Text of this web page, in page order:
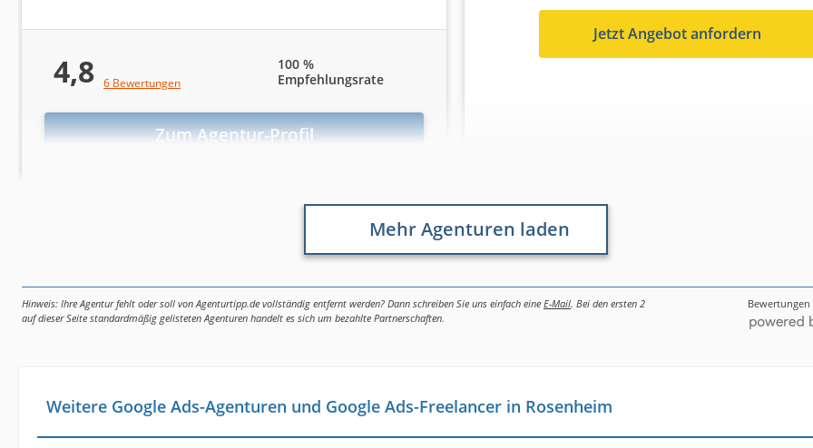
4,8 6 Bewertungen
100 %
Empfehlungsrate
Zum Agentur-Profil
Jetzt Angebot anfordern
Mehr Agenturen laden
Hinweis: Ihre Agentur fehlt oder soll von Agenturtipp.de vollständig entfernt werden? Dann schreiben Sie uns einfach eine E-Mail. Bei den ersten 2
auf dieser Seite standardmäßig gelisteten Agenturen handelt es sich um bezahlte Partnerschaften.
Weitere Google Ads-Agenturen und Google Ads-Freelancer in Rosenheim